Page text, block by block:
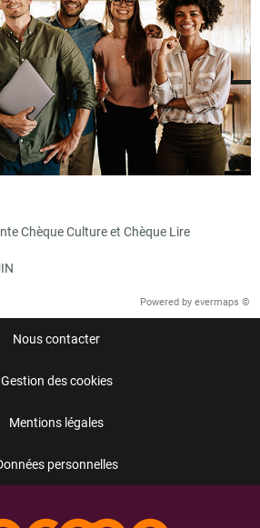
Chèque Culture et Chèque Lire
Powered by evermaps ©
Nous contacter
Gestion des cookies
Mentions légales
personnelles